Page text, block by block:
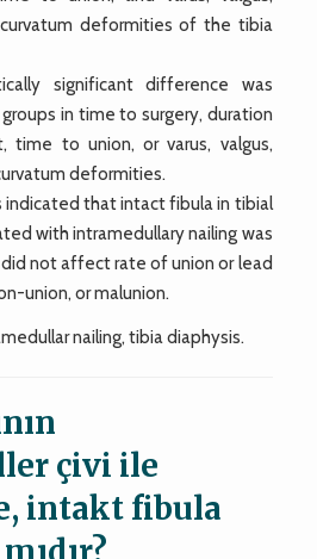
deformities of the tibia
significant difference was
in time to surgery, duration
time to union, or varus, valgus,
deformities.
indicated that intact fibula in tibial
with intramedullary nailing was
not affect rate of union or lead
union, or malunion.
nailing, tibia diaphysis.
çivi ile
intakt fibula